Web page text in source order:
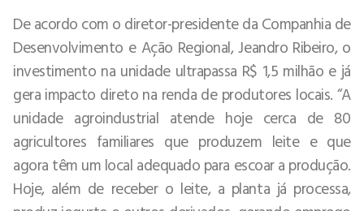
De acordo com o diretor-presidente da Companhia de
Desenvolvimento e Ação Regional, Jeandro Ribeiro, o
investimento na unidade ultrapassa R$ 1,5 milhão e já
gera impacto direto na renda de produtores locais. “A
unidade agroindustrial atende hoje cerca de 80
agricultores familiares que produzem leite e que
agora têm um local adequado para escoar a produção.
Hoje, além de receber o leite, a planta já processa,